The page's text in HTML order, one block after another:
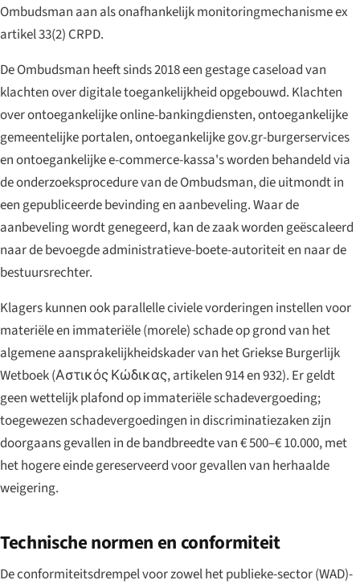
Ombudsman aan als onafhankelijk monitoringmechanisme ex
artikel 33(2) CRPD.
De Ombudsman heeft sinds 2018 een gestage caseload van
klachten over digitale toegankelijkheid opgebouwd. Klachten
over ontoegankelijke online-bankingdiensten, ontoegankelijke
gemeentelijke portalen, ontoegankelijke gov.gr-burgerservices
en ontoegankelijke e-commerce-kassa's worden behandeld via
de onderzoeksprocedure van de Ombudsman, die uitmondt in
een gepubliceerde bevinding en aanbeveling. Waar de
aanbeveling wordt genegeerd, kan de zaak worden geëscaleerd
naar de bevoegde administratieve-boete-autoriteit en naar de
bestuursrechter.
Klagers kunnen ook parallelle civiele vorderingen instellen voor
materiële en immateriële (morele) schade op grond van het
algemene aansprakelijkheidskader van het Griekse Burgerlijk
Wetboek (Αστικός Κώδικας, artikelen 914 en 932). Er geldt
geen wettelijk plafond op immateriële schadevergoeding;
toegewezen schadevergoedingen in discriminatiezaken zijn
doorgaans gevallen in de bandbreedte van € 500–€ 10.000, met
het hogere einde gereserveerd voor gevallen van herhaalde
weigering.
Technische normen en conformiteit
De conformiteitsdrempel voor zowel het publieke-sector (WAD)-